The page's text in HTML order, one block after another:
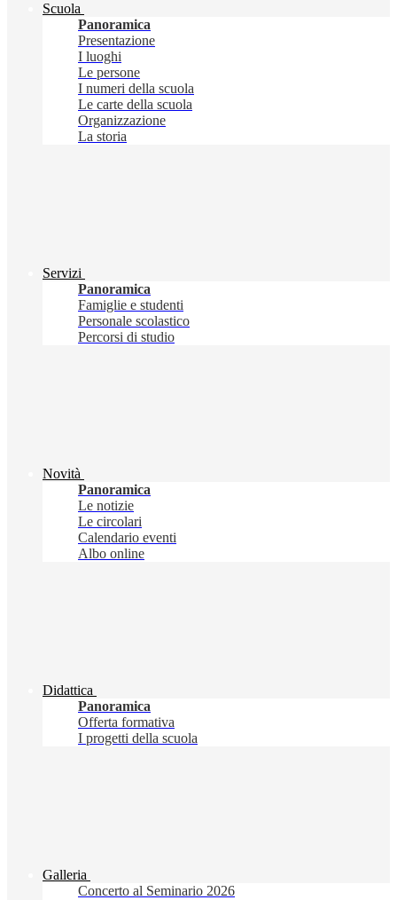
Scuola
Panoramica
Presentazione
I luoghi
Le persone
I numeri della scuola
Le carte della scuola
Organizzazione
La storia
Servizi
Panoramica
Famiglie e studenti
Personale scolastico
Percorsi di studio
Novità
Panoramica
Le notizie
Le circolari
Calendario eventi
Albo online
Didattica
Panoramica
Offerta formativa
I progetti della scuola
Galleria
Concerto al Seminario 2026